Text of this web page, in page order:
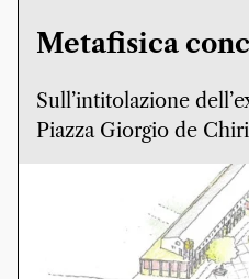
Metafisica
Sull’intitolazione
Piazza Giorgio de